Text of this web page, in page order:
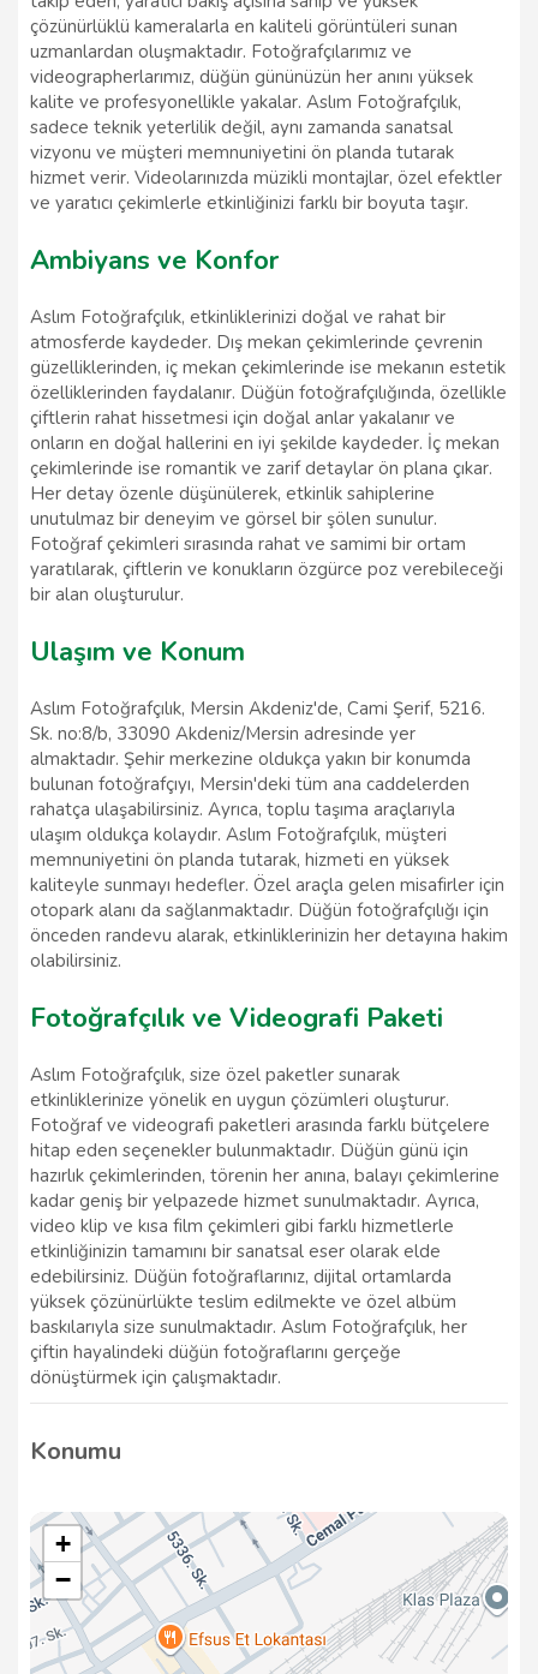
çözünürlüklü kameralarla en kaliteli görüntüleri sunan
uzmanlardan oluşmaktadır. Fotoğrafçılarımız ve
videographerlarımız, düğün gününüzün her anını yüksek
kalite ve profesyonellikle yakalar. Aslım Fotoğrafçılık,
sadece teknik yeterlilik değil, aynı zamanda sanatsal
vizyonu ve müşteri memnuniyetini ön planda tutarak
hizmet verir. Videolarınızda müzikli montajlar, özel efektler
ve yaratıcı çekimlerle etkinliğinizi farklı bir boyuta taşır.
Ambiyans ve Konfor
Aslım Fotoğrafçılık, etkinliklerinizi doğal ve rahat bir
atmosferde kaydeder. Dış mekan çekimlerinde çevrenin
güzelliklerinden, iç mekan çekimlerinde ise mekanın estetik
özelliklerinden faydalanır. Düğün fotoğrafçılığında, özellikle
çiftlerin rahat hissetmesi için doğal anlar yakalanır ve
onların en doğal hallerini en iyi şekilde kaydeder. İç mekan
çekimlerinde ise romantik ve zarif detaylar ön plana çıkar.
Her detay özenle düşünülerek, etkinlik sahiplerine
unutulmaz bir deneyim ve görsel bir şölen sunulur.
Fotoğraf çekimleri sırasında rahat ve samimi bir ortam
yaratılarak, çiftlerin ve konukların özgürce poz verebileceği
bir alan oluşturulur.
Ulaşım ve Konum
Aslım Fotoğrafçılık, Mersin Akdeniz'de, Cami Şerif, 5216.
Sk. no:8/b, 33090 Akdeniz/Mersin adresinde yer
almaktadır. Şehir merkezine oldukça yakın bir konumda
bulunan fotoğrafçıyı, Mersin'deki tüm ana caddelerden
rahatça ulaşabilirsiniz. Ayrıca, toplu taşıma araçlarıyla
ulaşım oldukça kolaydır. Aslım Fotoğrafçılık, müşteri
memnuniyetini ön planda tutarak, hizmeti en yüksek
kaliteyle sunmayı hedefler. Özel araçla gelen misafirler için
otopark alanı da sağlanmaktadır. Düğün fotoğrafçılığı için
önceden randevu alarak, etkinliklerinizin her detayına hakim
olabilirsiniz.
Fotoğrafçılık ve Videografi Paketi
Aslım Fotoğrafçılık, size özel paketler sunarak
etkinliklerinize yönelik en uygun çözümleri oluşturur.
Fotoğraf ve videografi paketleri arasında farklı bütçelere
hitap eden seçenekler bulunmaktadır. Düğün günü için
hazırlık çekimlerinden, törenin her anına, balayı çekimlerine
kadar geniş bir yelpazede hizmet sunulmaktadır. Ayrıca,
video klip ve kısa film çekimleri gibi farklı hizmetlerle
etkinliğinizin tamamını bir sanatsal eser olarak elde
edebilirsiniz. Düğün fotoğraflarınız, dijital ortamlarda
yüksek çözünürlükte teslim edilmekte ve özel albüm
baskılarıyla size sunulmaktadır. Aslım Fotoğrafçılık, her
çiftin hayalindeki düğün fotoğraflarını gerçeğe
dönüştürmek için çalışmaktadır.
Konumu
+
−